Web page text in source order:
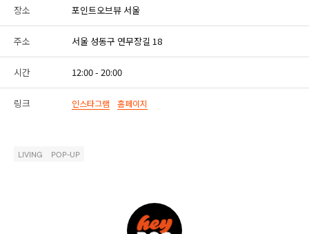
장소 포인트오브뷰 서울
주소 서울 성동구 연무장길 18
시간 12:00 - 20:00
링크 인스타그램 홈페이지
LIVING POP-UP